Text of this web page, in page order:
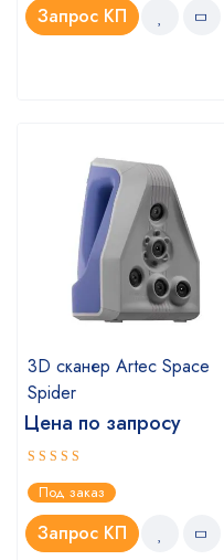
Запрос КП
3D сканер Artec Space
Spider
Цена по запросу
Оценка
5.00из 5
Под заказ
Запрос КП